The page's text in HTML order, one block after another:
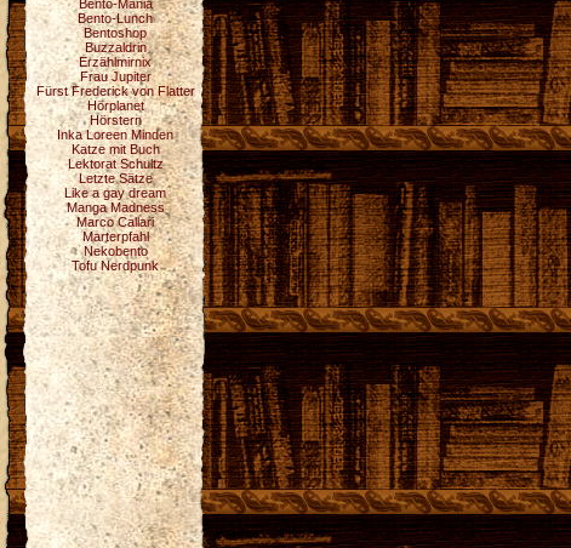
Bento-Mania
Bento-Lunch
Bentoshop
Buzzaldrin
Erzählmirnix
Frau Jupiter
Fürst Frederick von Flatter
Hörplanet
Hörstern
Inka Loreen Minden
Katze mit Buch
Lektorat Schultz
Letzte Sätze
Like a gay dream
Manga Madness
Marco Callari
Marterpfahl
Nekobento
Tofu Nerdpunk